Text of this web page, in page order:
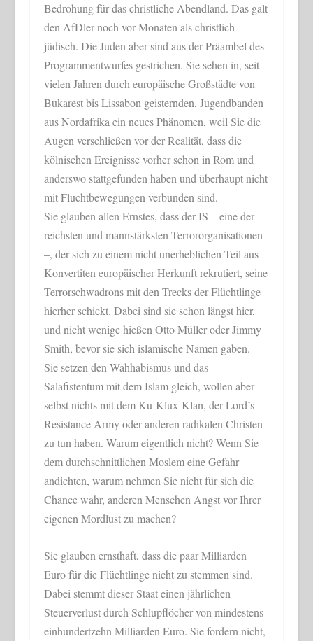
Bedrohung für das christliche Abendland. Das galt
den AfDler noch vor Monaten als christlich-
jüdisch. Die Juden aber sind aus der Präambel des
Programmentwurfes gestrichen. Sie sehen in, seit
vielen Jahren durch europäische Großstädte von
Bukarest bis Lissabon geisternden, Jugendbanden
aus Nordafrika ein neues Phänomen, weil Sie die
Augen verschließen vor der Realität, dass die
kölnischen Ereignisse vorher schon in Rom und
anderswo stattgefunden haben und überhaupt nicht
mit Fluchtbewegungen verbunden sind.
Sie glauben allen Ernstes, dass der IS – eine der
reichsten und mannstärksten Terrororganisationen
–, der sich zu einem nicht unerheblichen Teil aus
Konvertiten europäischer Herkunft rekrutiert, seine
Terrorschwadrons mit den Trecks der Flüchtlinge
hierher schickt. Dabei sind sie schon längst hier,
und nicht wenige hießen Otto Müller oder Jimmy
Smith, bevor sie sich islamische Namen gaben.
Sie setzen den Wahhabismus und das
Salafistentum mit dem Islam gleich, wollen aber
selbst nichts mit dem Ku-Klux-Klan, der Lord’s
Resistance Army oder anderen radikalen Christen
zu tun haben. Warum eigentlich nicht? Wenn Sie
dem durchschnittlichen Moslem eine Gefahr
andichten, warum nehmen Sie nicht für sich die
Chance wahr, anderen Menschen Angst vor Ihrer
eigenen Mordlust zu machen?
Sie glauben ernsthaft, dass die paar Milliarden
Euro für die Flüchtlinge nicht zu stemmen sind.
Dabei stemmt dieser Staat einen jährlichen
Steuerverlust durch Schlupflöcher von mindestens
einhundertzehn Milliarden Euro. Sie fordern nicht,